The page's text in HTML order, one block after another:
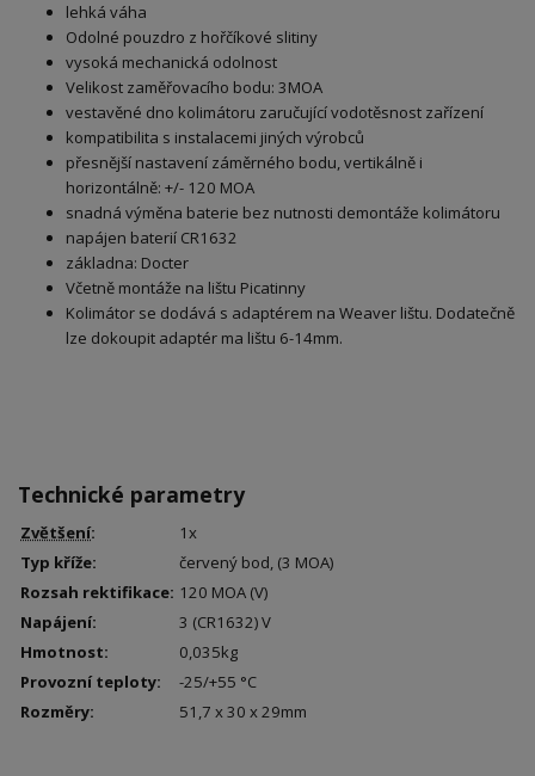
lehká váha
Odolné pouzdro z hořčíkové slitiny
vysoká mechanická odolnost
Velikost zaměřovacího bodu: 3MOA
vestavěné dno kolimátoru zaručující vodotěsnost zařízení
kompatibilita s instalacemi jiných výrobců
přesnější nastavení záměrného bodu, vertikálně i
horizontálně: +/- 120 MOA
snadná výměna baterie bez nutnosti demontáže kolimátoru
napájen baterií CR1632
základna: Docter
Včetně montáže na lištu Picatinny
Kolimátor se dodává s adaptérem na Weaver lištu. Dodatečně
lze dokoupit adaptér ma lištu 6-14mm.
Technické parametry
Zvětšení:
1x
Typ kříže:
červený bod, (3 MOA)
Rozsah rektifikace: 120 MOA (V)
Napájení:
3 (CR1632) V
Hmotnost:
0,035kg
Provozní teploty:
-25/+55 °C
Rozměry:
51,7 x 30 x 29mm